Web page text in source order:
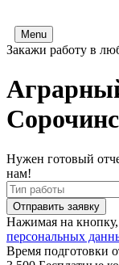
Menu
Закажи работу в
Нужен готовый
нам!
Отправить заявку
Нажимая на кнопку,
персональных
Время подготовки